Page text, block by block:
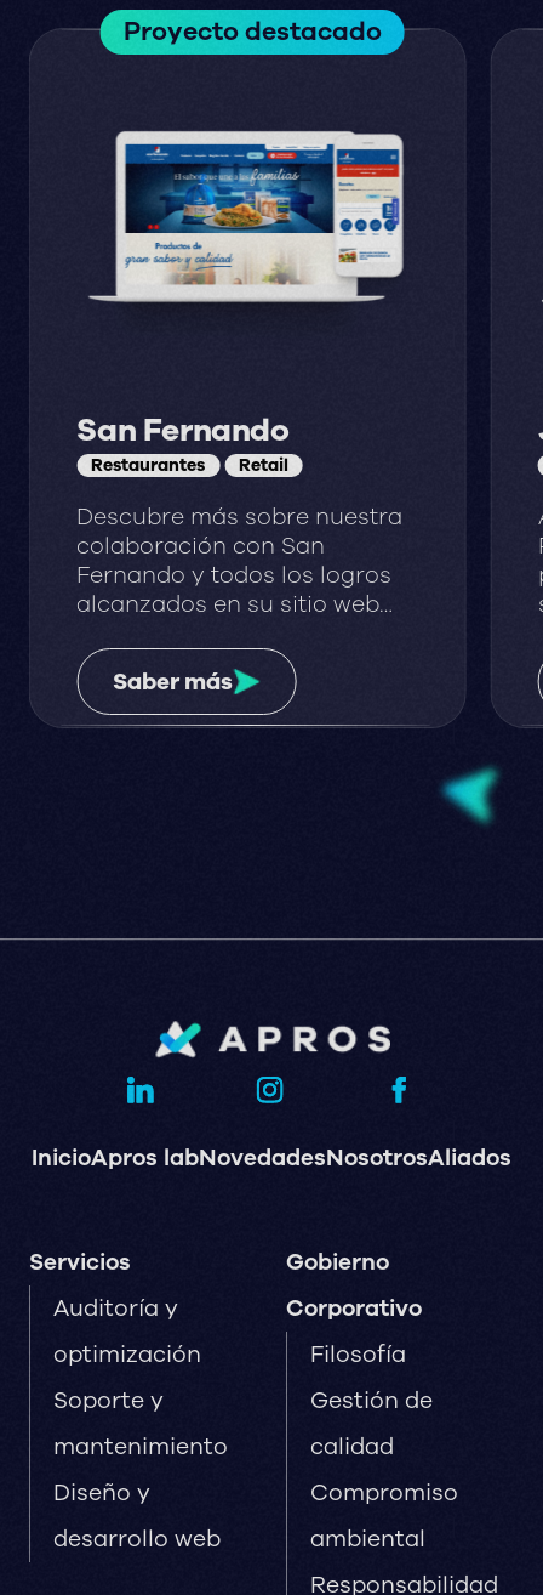
Proyecto destacado
San Fernando
Restaurantes Retail
Descubre más sobre nuestra
colaboración con San
Fernando y todos los logros
alcanzados en su sitio web
años.
Saber más
InicioApros labNovedadesNosotrosAliados
Servicios
Auditoría y
optimización
Soporte y
mantenimiento
Diseño y
desarrollo web
Gobierno
Corporativo
Filosofía
Gestión de
calidad
Compromiso
ambiental
Responsabilidad